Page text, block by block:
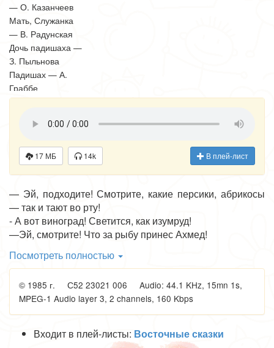
— О. Казанчеев
Мать, Служанка
— В. Радунская
Дочь падишаха —
З. Пыльнова
Падишах — А.
Граббе
Для младшего
возраста
Страканова
Редактор И.
Художник Б.
Акулиничев
17 МБ 14k В плей-лист
— Эй, подходите! Смотрите, какие персики, абрикосы
— так и тают во рту!
- А вот виноград! Светится, как изумруд!
—Эй, смотрите! Что за рыбу принес Ахмед!
Услышишь эти голоса и сразу догадаешься, что перед
тобой шумный и живописный восточный базар.
Действительно, сказка переносит
нас в Турцию — родину чудесных сказок о
волшебницах-пери и тысячелетних джиннах ростом до
небес, злобных дивах - чудовищах,
пожирающих людей, и рыбах, которые превращаются в
Посмотреть полностью
© 1985 г. С52 23021 006 Audio: 44.1 KHz, 15mn 1s,
MPEG-1 Audio layer 3, 2 channels, 160 Kbps
Входит в плей-листы: Восточные сказки